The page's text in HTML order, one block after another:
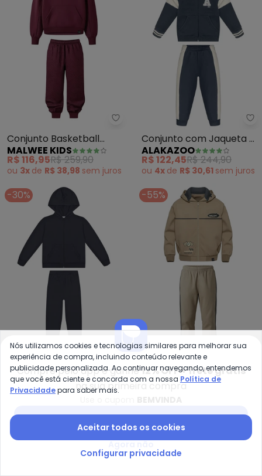
Malwee Kids - Conjunto
Conjunto Basketball
Team em Moletom
(Bordô)
MALWEE KIDS
R$ 116,95R$ 259,90
ou 3x de R$ 38,98 sem juros
Conjunto com Jaqueta e
Calça de Moletom (Azul)
ALAKAZOO
R$ 122,45R$ 244,90
ou 4x de R$ 30,61 sem juros
-30%
Alakazoo - Conjunto com
Conjunto com Jaqueta e
Calça (Cinza)
ALAKAZOO
R$ 101,43R$ 144,90
-55%
Conjunto Racing em
Moletinho (Areia)
MALWEE KIDS
-65% -55%
Compre pelo app e ganhe12% OFF + frete grátis
na sua primeira compra
Nós utilizamos cookies e tecnologias similares para melhorar sua
experiência de compra, incluindo conteúdo relevante e
publicidade personalizada. Ao continuar navegando, entendemos
que você está ciente e concorda com a nossa Política de
Privacidadepara saber mais.
Aceitar todos os cookies
Configurar privacidade